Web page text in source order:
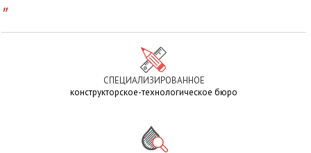
"
СПЕЦИАЛИЗИРОВАННОЕ
конструкторское-технологическое бюро